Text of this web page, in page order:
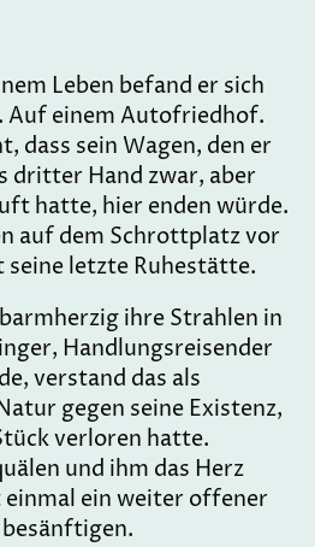
Leben befand er sich
Auf einem Autofriedhof.
dass sein Wagen, den er
dritter Hand zwar, aber
hatte, hier enden würde.
auf dem Schrottplatz vor
seine letzte Ruhestätte.
ihre Strahlen in
Handlungsreisender
verstand das als
gegen seine Existenz,
verloren hatte.
und ihm das Herz
ein weiter offener